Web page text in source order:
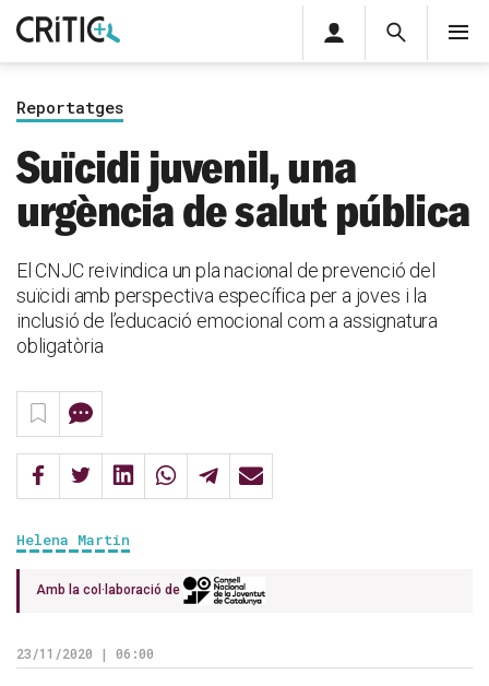
Cerca
privada
Inicia sessió
Reportatges
Suïcidi juvenil, una
urgència de salut pública
El CNJC reivindica un pla nacional de prevenció del
suïcidi amb perspectiva específica per a joves i la
inclusió de l’educació emocional com a assignatura
obligatòria
Helena Martin
Amb la col·laboració de
23/11/2020 | 06:00